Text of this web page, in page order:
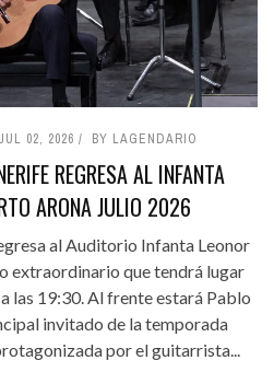
JUL 02, 2026 BY LAGENDARIO
REGRESA AL INFANTA
ARONA JULIO 2026
al Auditorio Infanta Leonor
extraordinario que tendrá lugar
las 19:30. Al frente estará Pablo
invitado de la temporada
por el guitarrista...